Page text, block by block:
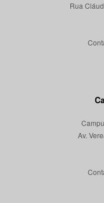
Rua
Av.